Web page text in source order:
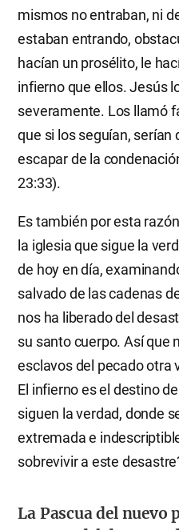
mismos no entraban, ni
estaban entrando,
hacían un prosélito, le
infierno que ellos. Jesús
severamente. Los llamó
que si los seguían, serían
escapar de la
23:33).
Es también por esta
la iglesia que sigue la
de hoy en día,
salvado de las cadenas
nos ha liberado del
su santo cuerpo. Así que
esclavos del pecado otra
El infierno es el destino
siguen la verdad, donde
extremada e
sobrevivir a este
La Pascua del nuevo